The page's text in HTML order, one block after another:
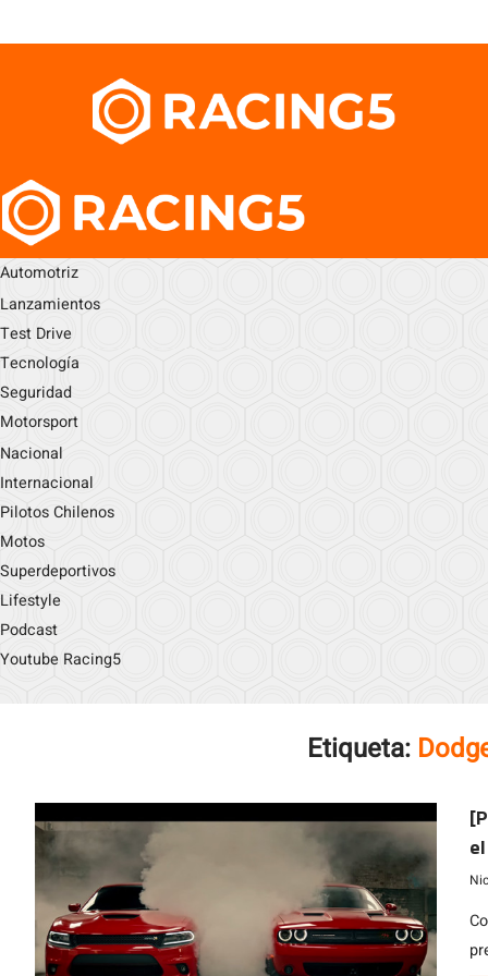
Automotriz
Lanzamientos
Test Drive
Tecnología
Seguridad
Motorsport
Nacional
Internacional
Pilotos Chilenos
Motos
Superdeportivos
Lifestyle
Podcast
Youtube Racing5
Etiqueta: